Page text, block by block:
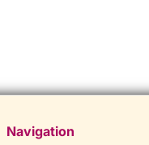
Navigation